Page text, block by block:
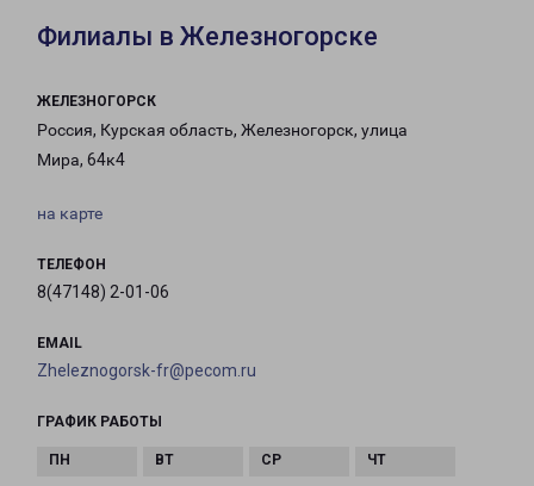
Филиалы в Железногорске
ЖЕЛЕЗНОГОРСК
Россия, Курская область, Железногорск, улица
Мира, 64к4
на карте
ТЕЛЕФОН
8(47148) 2-01-06
EMAIL
Zheleznogorsk-fr@pecom.ru
ГРАФИК РАБОТЫ